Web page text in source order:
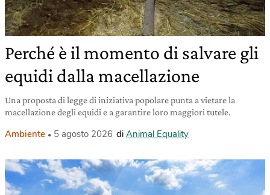
Perché è il momento di salvare gli
equidi dalla macellazione
Una proposta di legge di iniziativa popolare punta a vietare la
macellazione degli equidi e a garantire loro maggiori tutele.
Ambiente 5 agosto 2026 di Animal Equality